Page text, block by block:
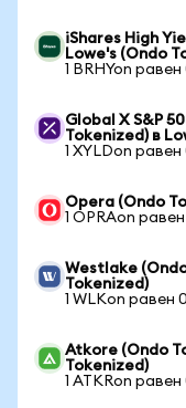
iShares High
Lowe's (Ondo
1 BRHYon
Global X S&P
Tokenized) в
1 XYLDon
Opera (Ondo
1 OPRAon
Westlake
Tokenized)
1 WLKon равен
Atkore (Ondo
Tokenized)
1 ATKRon равен